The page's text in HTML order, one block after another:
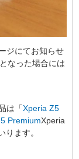
ジにてお知らせ
なった場合には
は「Xperia Z5
PremiumXperia
ます。